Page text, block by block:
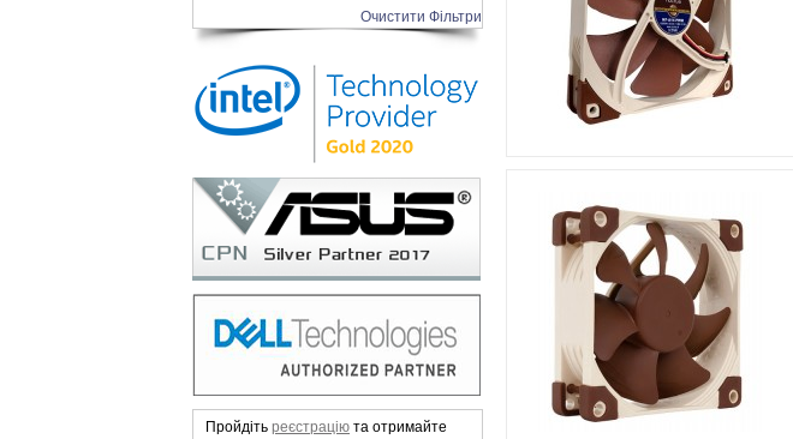
Очистити Фільтри
Пройдіть реєстрацію та отримайте